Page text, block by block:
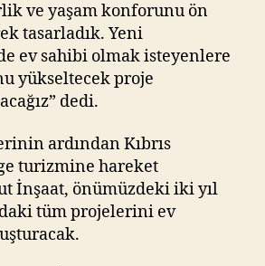
ve yaşam konforunu ön
tasarladık. Yeni
ev sahibi olmak isteyenlere
yükseltecek proje
dedi.
ardından Kıbrıs
turizmine hareket
İnşaat, önümüzdeki iki yıl
tüm projelerini ev